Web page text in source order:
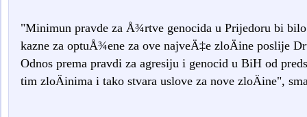
"Minimun pravde za Å¾rtve genocida u Prijedoru bi
kazne za optuÅ¾ene za ove najveÄ‡e zloÄine poslije
Odnos prema pravdi za agresiju i genocid u BiH od
tim zloÄinima i tako stvara uslove za nove zloÄine",